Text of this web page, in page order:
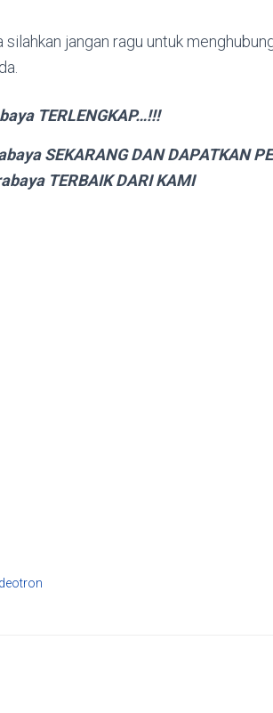
jangan ragu untuk
TERLENGKAP…!!!
SEKARANG DAN DAPATKAN
TERBAIK DARI KAMI